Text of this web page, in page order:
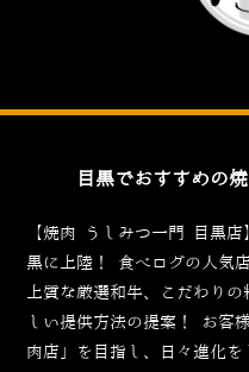
目黒でおすすめの
【焼肉 うしみつ一門 目黒
黒に上陸！
食べログの人気
上質な厳選和牛、こだわり
しい提供方法の提案！
お客
肉店」を目指し、日々進化を